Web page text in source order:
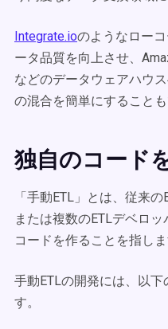
Integrate.ioのようなロー
ータ品質を向上させ、
などのデータウェアハウ
の混合を簡単にすることも
独自のコード
「手動ETL」とは、従来
または複数のETLデベロ
コードを作ることを指しま
手動ETLの開発には、以
す。